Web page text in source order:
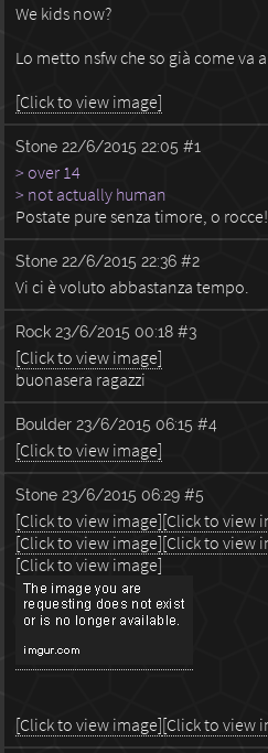
We kids now?
Lo metto nsfw che so già come va
[Click to view image]
Stone 22/6/2015 22:05 #1
> over 14
> not actually human
Postate pure senza timore, o rocce!
Stone 22/6/2015 22:36 #2
Vi ci è voluto abbastanza tempo.
Rock 23/6/2015 00:18 #3
[Click to view image]
buonasera ragazzi
Boulder 23/6/2015 06:15 #4
[Click to view image]
Stone 23/6/2015 06:29 #5
[Click to view image][Click to view
[Click to view image][Click to view
[Click to view image]
[Click to view image][Click to view